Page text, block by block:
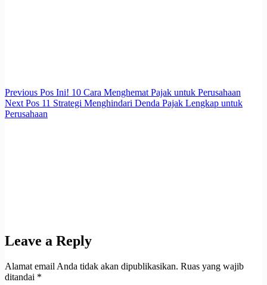
Previous Pos Ini! 10 Cara Menghemat Pajak untuk Perusahaan
Next Pos 11 Strategi Menghindari Denda Pajak Lengkap untuk
Perusahaan
Leave a Reply
Alamat email Anda tidak akan dipublikasikan. Ruas yang wajib
ditandai *